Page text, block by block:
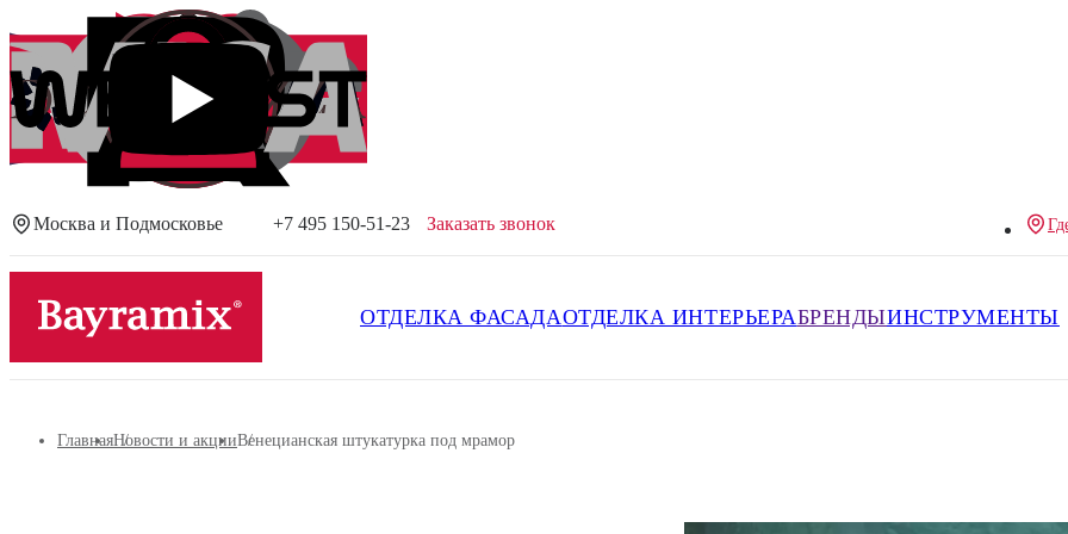
Москва и Подмосковье +7 495 150-51-23 Заказать звонок
ОТДЕЛКА ФАСАДАОТДЕЛКА ИНТЕРЬЕРАБРЕНДЫИНСТРУМЕНТЫ
ГлавнаяНовости и акцииВенецианская штукатурка под мрамор